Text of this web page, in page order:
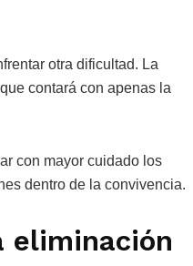
otra dificultad. La
contará con apenas la
con mayor cuidado los
dentro de la convivencia.
eliminación